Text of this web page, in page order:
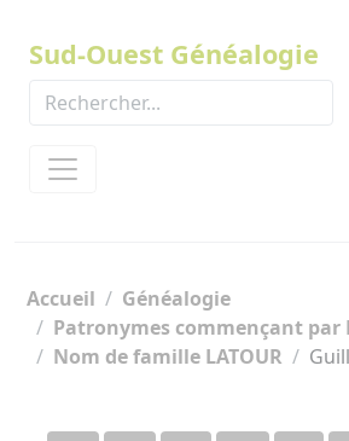
Sud-Ouest Généalogie
Accueil
Généalogie
Patronymes commençant par
Nom de famille LATOUR